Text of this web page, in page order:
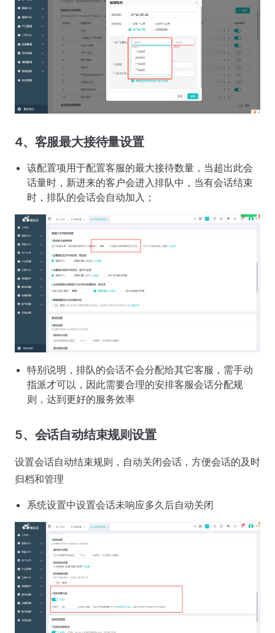
4、客服最大接待量设置
该配置项用于配置客服的最大接待数量，当超出此会
话量时，新进来的客户会进入排队中，当有会话结束
时，排队的会话会自动加入；
特别说明，排队的会话不会分配给其它客服，需手动
指派才可以，因此需要合理的安排客服会话分配规
则，达到更好的服务效率
5、会话自动结束规则设置
设置会话自动结束规则，自动关闭会话，方便会话的及时
归档和管理
系统设置中设置会话未响应多久后自动关闭